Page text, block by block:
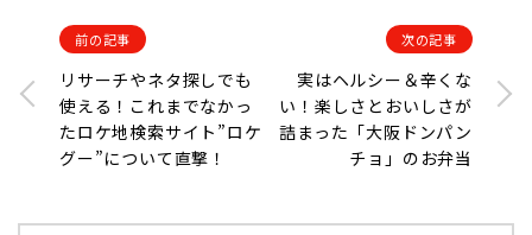
前の記事
リサーチやネタ探しでも
使える！これまでなかっ
たロケ地検索サイト”ロケ
グー”について直撃！
次の記事
実はヘルシー＆辛くな
い！楽しさとおいしさが
詰まった「大阪ドンパン
チョ」のお弁当